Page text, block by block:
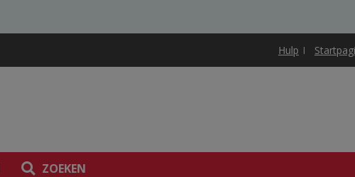
Hulp
ZOEKEN